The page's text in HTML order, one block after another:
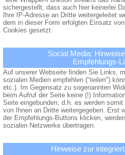
sichergestellt, dass auch hier keinerlei
Ihre IP-Adresse an Dritte weitergeleitet
dem in dieser Form erfolgten Einsatz
Cookies gesetzt.
Social Media:
Empfehlungs-
Auf unserer Webseite finden Sie Links,
sozialen Medien empfehlen ("teilen")
etc.). Im Gegensatz zu sogenannten
beim Aufruf der Seite keine (!)
Seite eingebunden, d.h. es werden
von Ihnen an Dritte weitergegeben. Erst
der Empfehlungs-Buttons klicken,
sozialen Netzwerke übertragen.
Hinweise zur